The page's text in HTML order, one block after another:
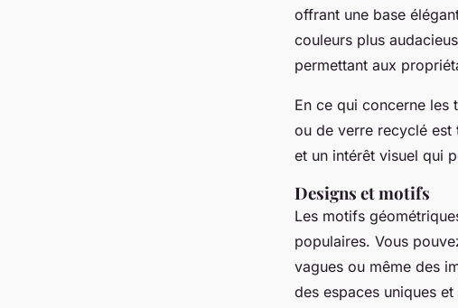
offrant une base
couleurs plus
permettant aux
En ce qui concerne les
ou de verre recyclé est
et un intérêt visuel qui
Designs et motifs
Les motifs
populaires. Vous
vagues ou même des
des espaces uniques